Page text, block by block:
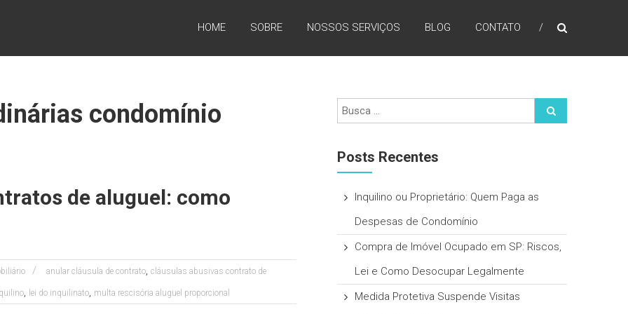
HOME SOBRE NOSSOS SERVIÇOS BLOG CONTATO
condomínio
de aluguel: como
anular cláusula de contrato, cláusulas abusivas contrato de
, lei do inquilinato, multa rescisória aluguel proporcional
Posts Recentes
Inquilino ou Proprietário: Quem Paga as
Despesas de Condomínio
Compra de Imóvel Ocupado em SP: Riscos,
Lei e Como Desocupar Legalmente
Medida Protetiva Suspende Visitas